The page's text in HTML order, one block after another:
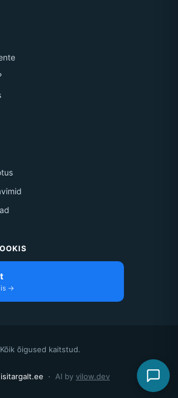
→
õigused kaitstud.
· AI by vilow.dev